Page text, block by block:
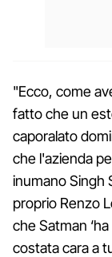
"Ecco, come
fatto che un
caporalato
che l'azienda
inumano Singh
proprio Renzo
che Satman
costata cara a